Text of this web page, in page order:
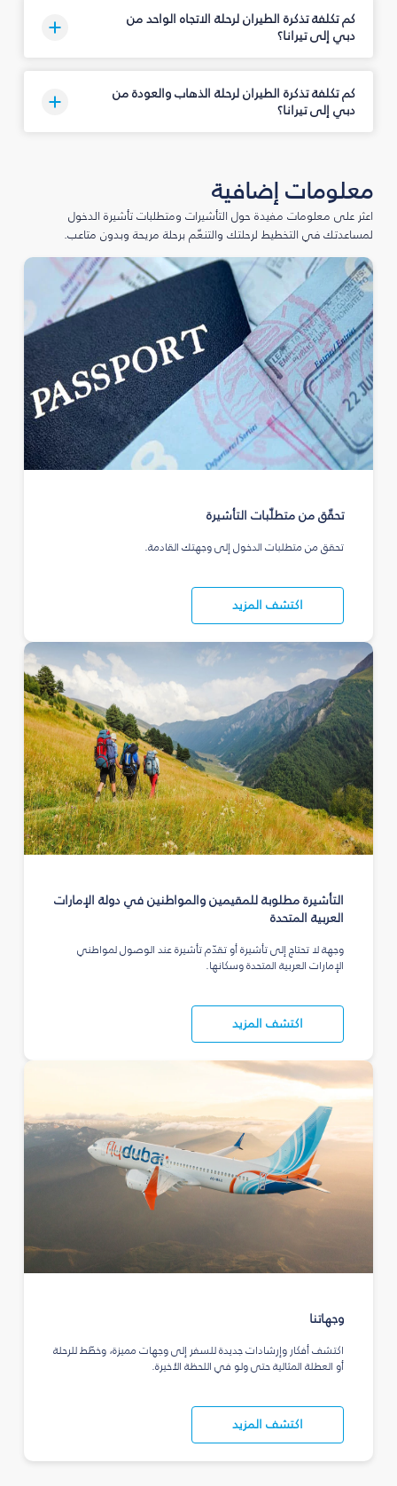
كم تكلفة تذكرة الطيران لرحلة الاتجاه الواحد من
دبي إلى تيرانا؟
كم تكلفة تذكرة الطيران لرحلة الذهاب والعودة من
دبي إلى تيرانا؟
معلومات إضافية
اعثر على معلومات مفيدة حول التأشيرات ومتطلبات تأشيرة الدخول
لمساعدتك في التخطيط لرحلتك والتنعّم برحلة مريحة وبدون متاعب.
تحقّق من متطلّبات التأشيرة
تحقق من متطلبات الدخول إلى وجهتك القادمة.
اكتشف المزيد
التأشيرة مطلوبة للمقيمين والمواطنين في دولة الإمارات
العربية المتحدة
وجهة لا تحتاج إلى تأشيرة أو تقدّم تأشيرة عند الوصول لمواطني
الإمارات العربية المتحدة وسكانها.
اكتشف المزيد
وجهاتنا
اكتشف أفكار وإرشادات جديدة للسفر إلى وجهات مميزة، وخطّط للرحلة
أو العطلة المثالية حتى ولو في اللحظة الأخيرة.
اكتشف المزيد